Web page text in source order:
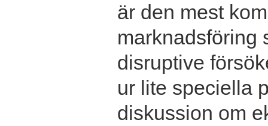
är den mest
marknadsföring
disruptive
ur lite speciella
diskussion om